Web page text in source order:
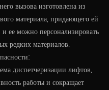
вызова изготовлена из
материала, придающего ей
и ее можно персонализировать
редких материалов.
диспетчеризации лифтов,
работы и сокращает